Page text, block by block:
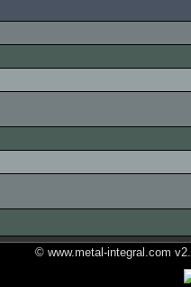
© www.metal-integral.com